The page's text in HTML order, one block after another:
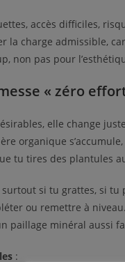
accès difficiles,
la charge admissible,
non pas pour
« zéro
elle change
organique
tu tires des plantules
si tu grattes, si
ou remettre à
paillage minéral aussi
: